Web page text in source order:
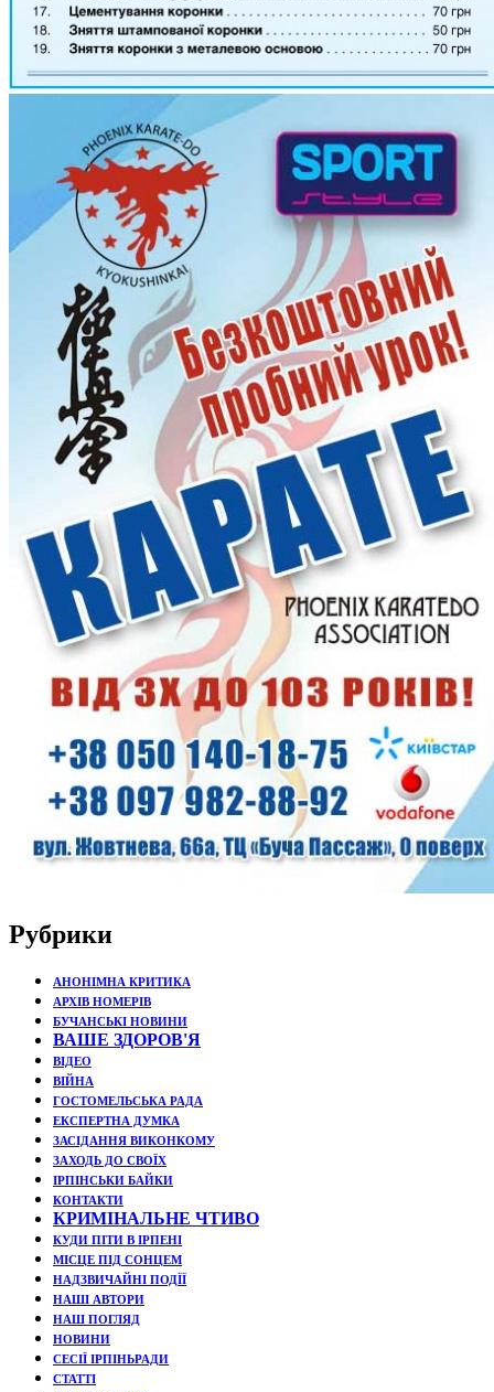
Рубрики
АНОНІМНА КРИТИКА
АРХІВ НОМЕРІВ
БУЧАНСЬКІ НОВИНИ
ВАШЕ ЗДОРОВ'Я
ВІДЕО
ВІЙНА
ГОСТОМЕЛЬСЬКА РАДА
ЕКСПЕРТНА ДУМКА
ЗАСІДАННЯ ВИКОНКОМУ
ЗАХОДЬ ДО СВОЇХ
ІРПІНСЬКИ БАЙКИ
КОНТАКТИ
КРИМІНАЛЬНЕ ЧТИВО
КУДИ ПІТИ В ІРПЕНІ
МІСЦЕ ПІД СОНЦЕМ
НАДЗВИЧАЙНІ ПОДЇЇ
НАШІ АВТОРИ
НАШ ПОГЛЯД
НОВИНИ
СЕСІЇ ІРПІНЬРАДИ
СТАТТІ